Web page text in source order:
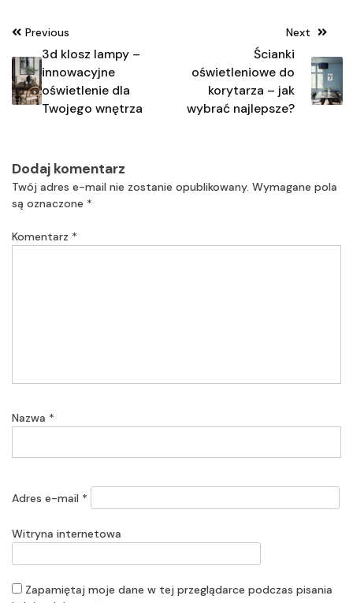
Nawigacja
Previous
3d klosz lampy –
innowacyjne
oświetlenie dla
Twojego wnętrza
Next
Ścianki
oświetleniowe do
korytarza – jak
wybrać najlepsze?
Dodaj komentarz
Twój adres e-mail nie zostanie opublikowany. Wymagane pola
są oznaczone *
Komentarz *
Nazwa *
Adres e-mail *
Witryna internetowa
Zapamiętaj moje dane w tej przeglądarce podczas pisania